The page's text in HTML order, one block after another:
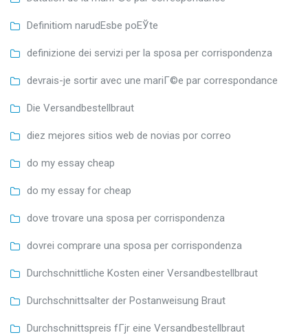
Definitiom narudЕѕbe poЕЎte
definizione dei servizi per la sposa per corrispondenza
devrais-je sortir avec une mariГ©e par correspondance
Die Versandbestellbraut
diez mejores sitios web de novias por correo
do my essay cheap
do my essay for cheap
dove trovare una sposa per corrispondenza
dovrei comprare una sposa per corrispondenza
Durchschnittliche Kosten einer Versandbestellbraut
Durchschnittsalter der Postanweisung Braut
Durchschnittspreis fГјr eine Versandbestellbraut